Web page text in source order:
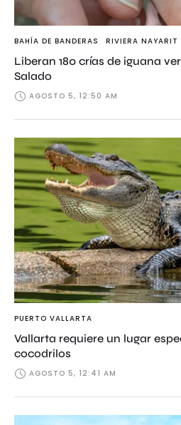
BAHÍA DE BANDERAS RIVIERA NAYARIT
Liberan 180 crías de iguana
Salado
AGOSTO 5, 12:50 AM
PUERTO VALLARTA
Vallarta requiere un lugar
cocodrilos
AGOSTO 5, 12:41 AM